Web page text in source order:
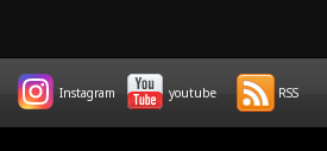
Instagram youtube RSS